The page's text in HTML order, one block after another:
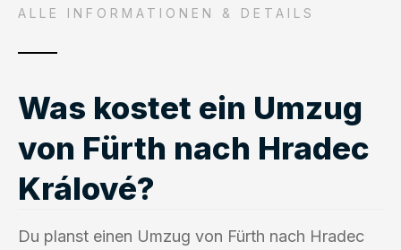
ALLE INFORMATIONEN & DETAILS
Was kostet ein Umzug
von Fürth nach Hradec
Králové?
Du planst einen Umzug von Fürth nach Hradec